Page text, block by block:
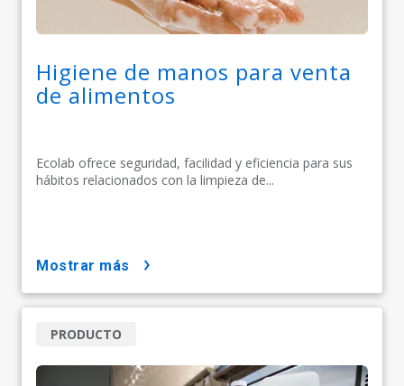
Higiene de manos para venta
de alimentos
Ecolab ofrece seguridad, facilidad y eficiencia para sus
hábitos relacionados con la limpieza de...
mostrar más
PRODUCTO